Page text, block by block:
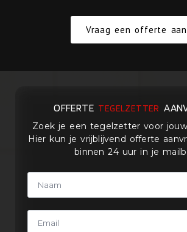
Vraag een offerte aan
OFFERTE TEGELZETTER
Zoek je een tegelzetter voor
Hier kun je vrijblijvend offerte
binnen 24 uur in je